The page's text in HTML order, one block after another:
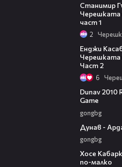
Станимир
Черешката
част 1
2
Енджи
Черешката
Част 2
6
Dunav 2010
Game
gongbg
Дунав -
gongbg
Хосе
по-малко